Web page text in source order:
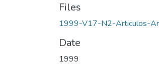
Files
1999-V17-N2-Articulos-
Date
1999